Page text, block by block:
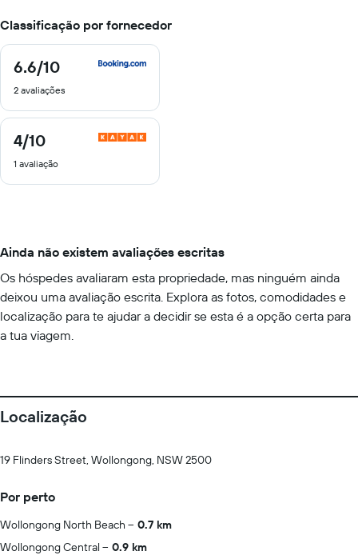
Classificação por fornecedor
6.6/10
6.6
10
2 avaliações
4/10
4
de
10
1 avaliação
Ainda não existem avaliações escritas
Os hóspedes avaliaram esta propriedade, mas ninguém ainda
deixou uma avaliação escrita. Explora as fotos, comodidades e
localização para te ajudar a decidir se esta é a opção certa para
a tua viagem.
Localização
19 Flinders Street, Wollongong, NSW 2500
Por perto
Wollongong North Beach
0.7 km
Wollongong Central
0.9 km